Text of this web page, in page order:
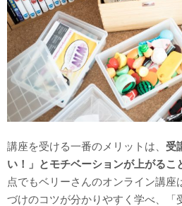
講座を受ける一番のメリットは、 受
い！」とモチベーションが上がるこ
点でもベリーさんのオンライン講座
づけのコツが分かりやすく学べ、「